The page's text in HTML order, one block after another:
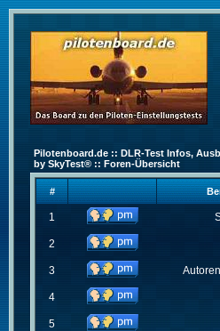
Pilotenboard.de :: DLR-Test Infos,
by SkyTest® :: Foren-Übersicht
#
1
2
3
4
5